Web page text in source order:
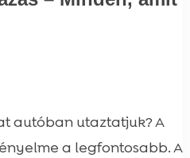
autóban utaztatjuk? A
a legfontosabb. A